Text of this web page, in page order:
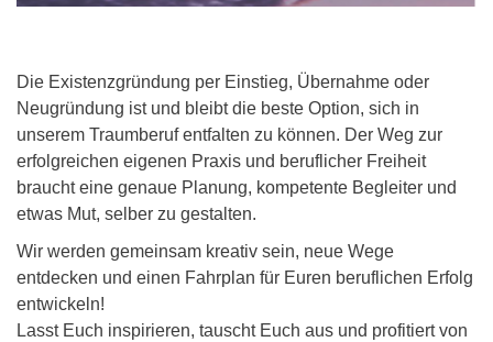
Die Existenzgründung per Einstieg, Übernahme oder
Neugründung ist und bleibt die beste Option, sich in
unserem Traumberuf entfalten zu können. Der Weg zur
erfolgreichen eigenen Praxis und beruflicher Freiheit
braucht eine genaue Planung, kompetente Begleiter und
etwas Mut, selber zu gestalten.
Wir werden gemeinsam kreativ sein, neue Wege
entdecken und einen Fahrplan für Euren beruflichen Erfolg
entwickeln!
Lasst Euch inspirieren, tauscht Euch aus und profitiert von